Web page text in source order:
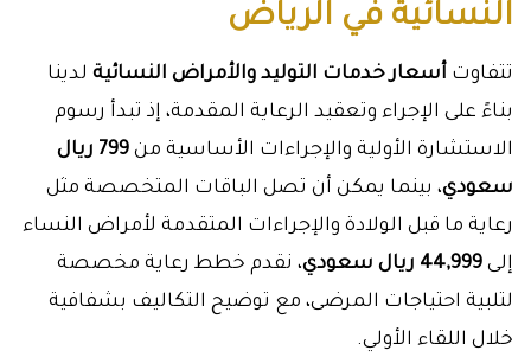
النسائية في الرياض
تتفاوت أسعار خدمات التوليد والأمراض النسائية لدينا
بناءً على الإجراء وتعقيد الرعاية المقدمة، إذ تبدأ رسوم
الاستشارة الأولية والإجراءات الأساسية من
799 ريال
سعودي، بينما يمكن أن تصل الباقات المتخصصة مثل
رعاية ما قبل الولادة والإجراءات المتقدمة لأمراض النساء
إلى
، نقدم خطط رعاية مخصصة
لتلبية احتياجات المرضى، مع توضيح التكاليف بشفافية
خلال اللقاء الأولي.